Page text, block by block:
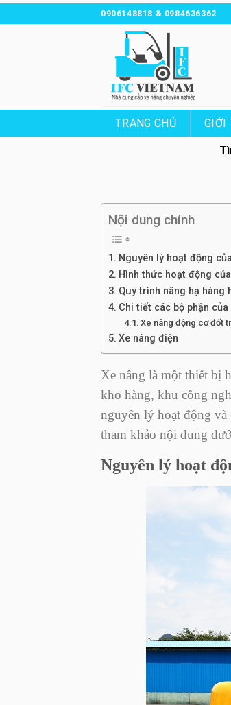
Chuyển
đến
0906148818 & 0984636362
TRANG CHỦ GIỚI
Nội dung chính
Nguyên lý hoạt động
Hình thức hoạt động
Quy trình nâng hạ hàng
Chi tiết các bộ phận của
Xe nâng động cơ đốt
Xe nâng điện
Xe nâng là một thiết bị
kho hàng, khu công
nguyên lý hoạt động và
tham khảo nội dung
Nguyên lý hoạt